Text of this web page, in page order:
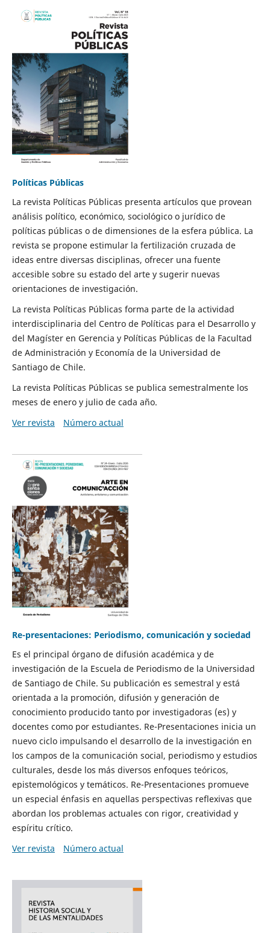
Políticas Públicas
La revista Políticas Públicas presenta artículos que provean
análisis político, económico, sociológico o jurídico de
políticas públicas o de dimensiones de la esfera pública. La
revista se propone estimular la fertilización cruzada de
ideas entre diversas disciplinas, ofrecer una fuente
accesible sobre su estado del arte y sugerir nuevas
orientaciones de investigación.
La revista Políticas Públicas forma parte de la actividad
interdisciplinaria del Centro de Políticas para el Desarrollo y
del Magíster en Gerencia y Políticas Públicas de la Facultad
de Administración y Economía de la Universidad de
Santiago de Chile.
La revista Políticas Públicas se publica semestralmente los
meses de enero y julio de cada año.
Ver revista
Número actual
Re-presentaciones: Periodismo, comunicación y sociedad
Es el principal órgano de difusión académica y de
investigación de la Escuela de Periodismo de la Universidad
de Santiago de Chile. Su publicación es semestral y está
orientada a la promoción, difusión y generación de
conocimiento producido tanto por investigadoras (es) y
docentes como por estudiantes. Re-Presentaciones inicia un
nuevo ciclo impulsando el desarrollo de la investigación en
los campos de la comunicación social, periodismo y estudios
culturales, desde los más diversos enfoques teóricos,
epistemológicos y temáticos. Re-Presentaciones promueve
un especial énfasis en aquellas perspectivas reflexivas que
abordan los problemas actuales con rigor, creatividad y
espíritu crítico.
Ver revista
Número actual